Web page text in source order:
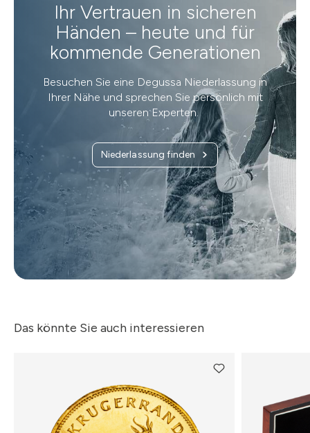
Ihr Vertrauen in sicheren
Händen – heute und für
kommende Generationen
Besuchen Sie eine Degussa Niederlassung in
Ihrer Nähe und sprechen Sie persönlich mit
unseren Experten.
Niederlassung finden
Das könnte Sie auch interessieren